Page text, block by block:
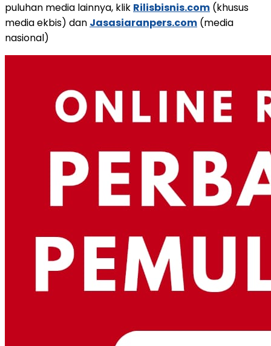
puluhan media lainnya, klik Rilisbisnis.com (khusus
media ekbis) dan Jasasiaranpers.com (media
nasional)